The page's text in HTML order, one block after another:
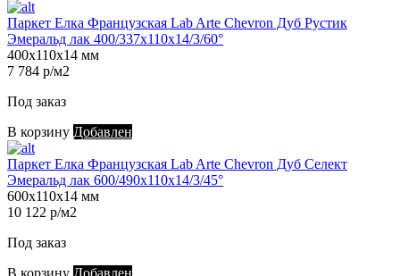
Паркет Елка Французская Lab Arte Chevron Дуб Рустик
Эмеральд лак 400/337х110х14/3/60°
400х110х14 мм
7 784 р/м2
Под заказ
В корзину Добавлен
Паркет Елка Французская Lab Arte Chevron Дуб Селект
Эмеральд лак 600/490х110х14/3/45°
600х110х14 мм
10 122 р/м2
Под заказ